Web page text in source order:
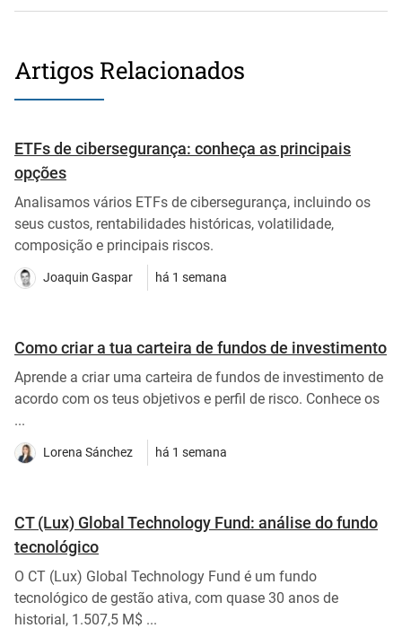
Artigos Relacionados
ETFs de cibersegurança: conheça as principais
opções
Analisamos vários ETFs de cibersegurança, incluindo os
seus custos, rentabilidades históricas, volatilidade,
composição e principais riscos.
Joaquin Gaspar há 1 semana
Como criar a tua carteira de fundos de investimento
Aprende a criar uma carteira de fundos de investimento de
acordo com os teus objetivos e perfil de risco. Conhece os
...
Lorena Sánchez há 1 semana
CT (Lux) Global Technology Fund: análise do fundo
tecnológico
O CT (Lux) Global Technology Fund é um fundo
tecnológico de gestão ativa, com quase 30 anos de
historial, 1.507,5 M$ ...